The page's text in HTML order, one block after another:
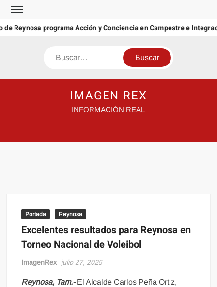
Saltar
contenido
Reynosa programa Acción y Conciencia en Campestre e
Buscar
IMAGEN REX
INFORMACIÓN REAL
Portada Reynosa
Excelentes resultados para Reynosa en
Torneo Nacional de Voleibol
ImagenRex julio 27, 2025
Reynosa, Tam.-El Alcalde Carlos Peña Ortiz,